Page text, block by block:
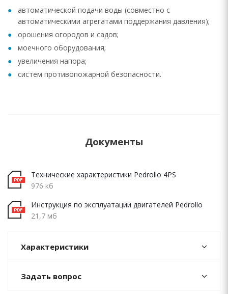
автоматической подачи воды (совместно с
автоматическими агрегатами поддержания давления);
орошения огородов и садов;
моечного оборудования;
увеличения напора;
систем противопожарной безопасности.
Документы
Технические характеристики Pedrollo 4PS
976 кб
Инструкция по эксплуатации двигателей Pedrollo
21,7 мб
Характеристики
Задать вопрос